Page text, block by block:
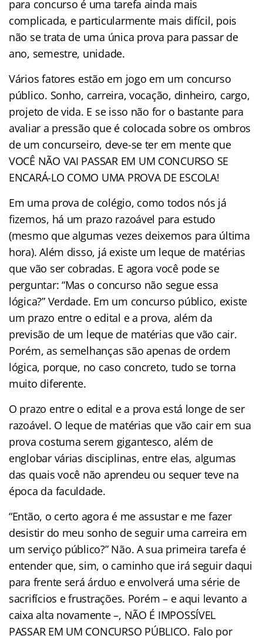
para concurso é uma tarefa ainda mais
complicada, e particularmente mais difícil, pois
não se trata de uma única prova para passar de
ano, semestre, unidade.
Vários fatores estão em jogo em um concurso
público. Sonho, carreira, vocação, dinheiro, cargo,
projeto de vida. E se isso não for o bastante para
avaliar a pressão que é colocada sobre os ombros
de um concurseiro, deve-se ter em mente que
VOCÊ NÃO VAI PASSAR EM UM CONCURSO SE
ENCARÁ-LO COMO UMA PROVA DE ESCOLA!
Em uma prova de colégio, como todos nós já
fizemos, há um prazo razoável para estudo
(mesmo que algumas vezes deixemos para última
hora). Além disso, já existe um leque de matérias
que vão ser cobradas. E agora você pode se
perguntar: “Mas o concurso não segue essa
lógica?” Verdade. Em um concurso público, existe
um prazo entre o edital e a prova, além da
previsão de um leque de matérias que vão cair.
Porém, as semelhanças são apenas de ordem
lógica, porque, no caso concreto, tudo se torna
muito diferente.
O prazo entre o edital e a prova está longe de ser
razoável. O leque de matérias que vão cair em sua
prova costuma serem gigantesco, além de
englobar várias disciplinas, entre elas, algumas
das quais você não aprendeu ou sequer teve na
época da faculdade.
“Então, o certo agora é me assustar e me fazer
desistir do meu sonho de seguir uma carreira em
um serviço público?” Não. A sua primeira tarefa é
entender que, sim, o caminho que irá seguir daqui
para frente será árduo e envolverá uma série de
sacrifícios e frustrações. Porém – e aqui levanto a
caixa alta novamente –, NÃO É IMPOSSÍVEL
PASSAR EM UM CONCURSO PÚBLICO. Falo por